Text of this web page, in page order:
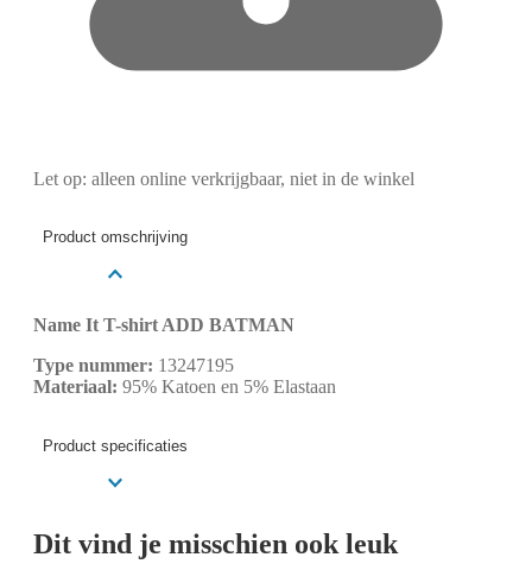
Let op: alleen online verkrijgbaar, niet in de winkel
Product omschrijving
Name It T-shirt ADD BATMAN
Type nummer: 13247195
Materiaal: 95% Katoen en 5% Elastaan
Product specificaties
Dit vind je misschien ook leuk